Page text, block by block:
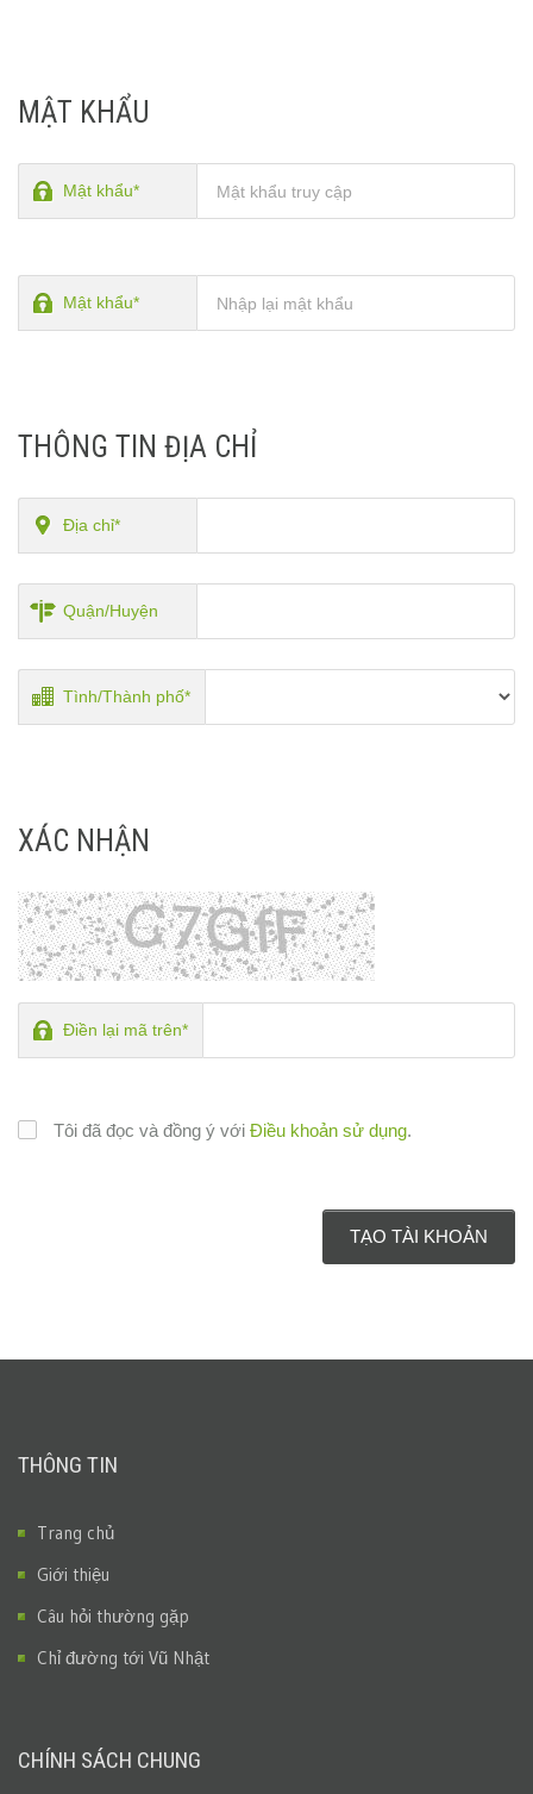
MẬT KHẨU
Mật khẩu*
Mật khẩu*
THÔNG TIN ĐỊA CHỈ
Địa chỉ*
Quận/Huyện
Tình/Thành phố*
XÁC NHẬN
Điền lại mã trên*
Tôi đã đọc và đồng ý với Điều khoản sử dụng.
THÔNG TIN
Trang chủ
Giới thiệu
Câu hỏi thường gặp
Chỉ đường tới Vũ Nhật
CHÍNH SÁCH CHUNG